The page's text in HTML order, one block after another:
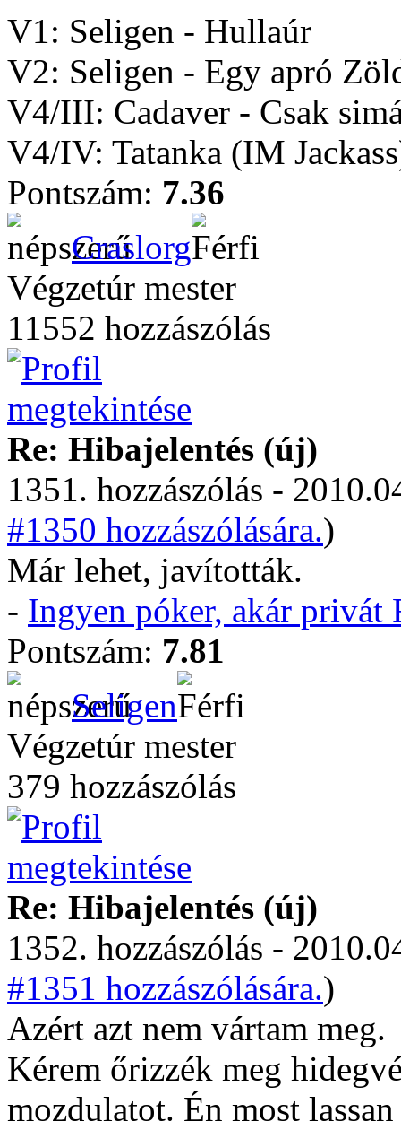
V1: Seligen - Hullaúr
V2: Seligen - Egy apró
V4/III: Cadaver - Csak
V4/IV: Tatanka (IM
Pontszám: 7.36
Craslorg
Végzetúr mester
11552 hozzászólás
Re: Hibajelentés (új)
1351. hozzászólás -
#1350 hozzászólására.)
Már lehet, javították.
- Ingyen póker, akár privát
Pontszám: 7.81
Seligen
Végzetúr mester
379 hozzászólás
Re: Hibajelentés (új)
1352. hozzászólás -
#1351 hozzászólására.)
Azért azt nem vártam meg.
Kérem őrizzék meg
mozdulatot. Én most